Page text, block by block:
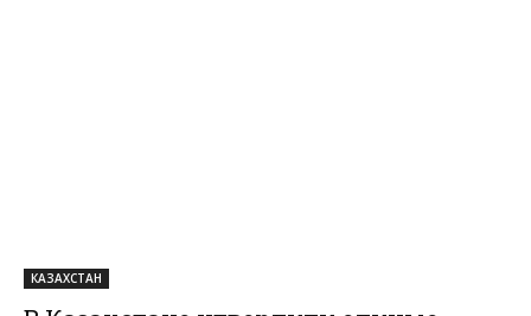
КАЗАХСТАН